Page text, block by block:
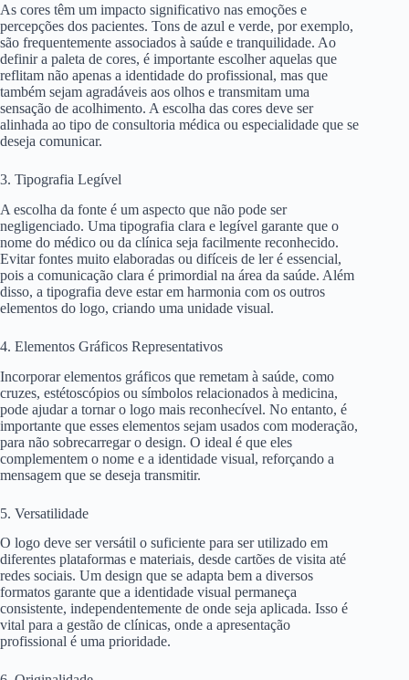
As cores têm um impacto significativo nas emoções e
percepções dos pacientes. Tons de azul e verde, por exemplo,
são frequentemente associados à saúde e tranquilidade. Ao
definir a paleta de cores, é importante escolher aquelas que
reflitam não apenas a identidade do profissional, mas que
também sejam agradáveis aos olhos e transmitam uma
sensação de acolhimento. A escolha das cores deve ser
alinhada ao tipo de consultoria médica ou especialidade que se
deseja comunicar.
3. Tipografia Legível
A escolha da fonte é um aspecto que não pode ser
negligenciado. Uma tipografia clara e legível garante que o
nome do médico ou da clínica seja facilmente reconhecido.
Evitar fontes muito elaboradas ou difíceis de ler é essencial,
pois a comunicação clara é primordial na área da saúde. Além
disso, a tipografia deve estar em harmonia com os outros
elementos do logo, criando uma unidade visual.
4. Elementos Gráficos Representativos
Incorporar elementos gráficos que remetam à saúde, como
cruzes, estétoscópios ou símbolos relacionados à medicina,
pode ajudar a tornar o logo mais reconhecível. No entanto, é
importante que esses elementos sejam usados com moderação,
para não sobrecarregar o design. O ideal é que eles
complementem o nome e a identidade visual, reforçando a
mensagem que se deseja transmitir.
5. Versatilidade
O logo deve ser versátil o suficiente para ser utilizado em
diferentes plataformas e materiais, desde cartões de visita até
redes sociais. Um design que se adapta bem a diversos
formatos garante que a identidade visual permaneça
consistente, independentemente de onde seja aplicada. Isso é
vital para a gestão de clínicas, onde a apresentação
profissional é uma prioridade.